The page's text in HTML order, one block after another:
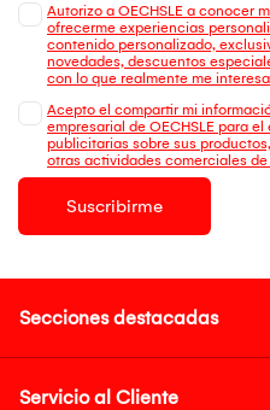
Autorizo a OECHSLE a conocer
ofrecerme experiencias
contenido personalizado,
novedades, descuentos
con lo que realmente me
Acepto el compartir mi
empresarial de OECHSLE para
publicitarias sobre sus
otras actividades comerciales de
Suscribirme
Secciones destacadas
Servicio al Cliente